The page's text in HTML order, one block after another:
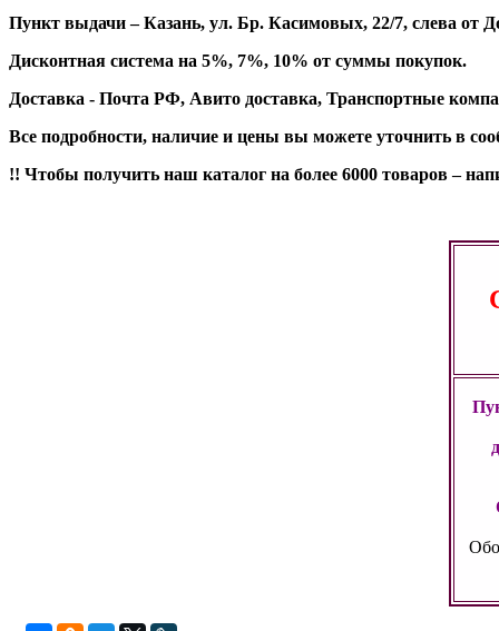
Пункт выдачи – Казань, ул. Бр. Касимовых, 22/7, слева
Дисконтная система на 5%, 7%, 10% от суммы покупок.
Доставка - Почта РФ, Авито доставка, Транспортные
Все подробности, наличие и цены вы можете уточнить в
!! Чтобы получить наш каталог на более 6000 товаров –